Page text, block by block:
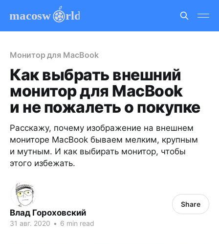
Монитор для MacBook
Как выбрать внешний
монитор для MacBook
и не пожалеть о покупке
Расскажу, почему изображение на внешнем
мониторе MacBook бываем мелким, крупным
и мутным. И как выбирать монитор, чтобы
этого избежать.
Влад Гороховский
31 авг. 2020 • 6 min read
Share